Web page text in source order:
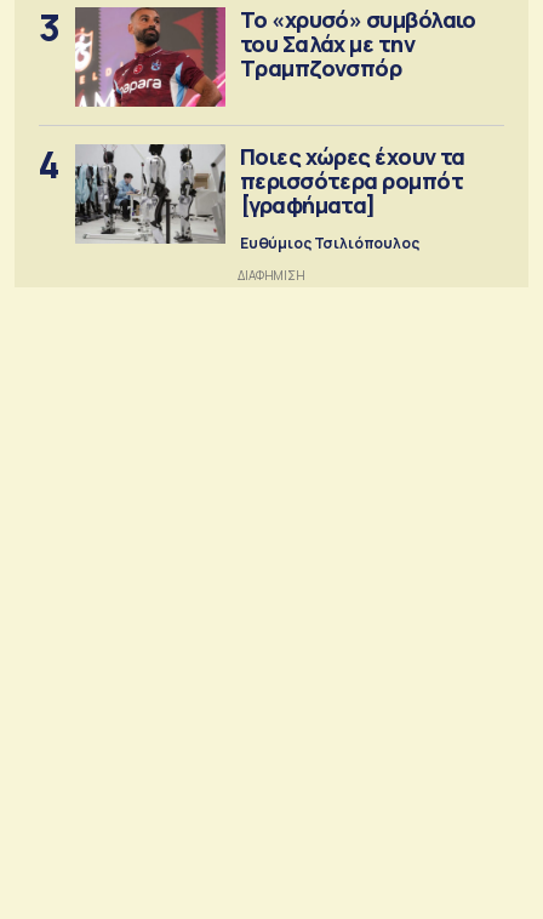
3
Το «χρυσό» συμβόλαιο
του Σαλάχ με την
Τραμπζονσπόρ
4
Ποιες χώρες έχουν τα
περισσότερα ρομπότ
[γραφήματα]
Ευθύμιος Τσιλιόπουλος